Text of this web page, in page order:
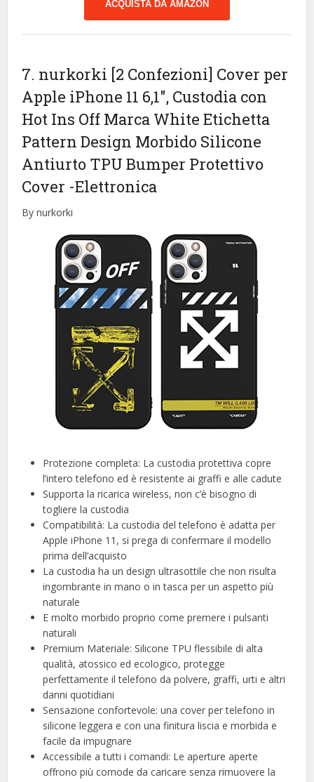
ACQUISTA DA AMAZON
7. nurkorki [2 Confezioni] Cover per
Apple iPhone 11 6,1″, Custodia con
Hot Ins Off Marca White Etichetta
Pattern Design Morbido Silicone
Antiurto TPU Bumper Protettivo
Cover -Elettronica
By nurkorki
Protezione completa: La custodia protettiva copre
l’intero telefono ed è resistente ai graffi e alle cadute
Supporta la ricarica wireless, non c’è bisogno di
togliere la custodia
Compatibilità: La custodia del telefono è adatta per
Apple iPhone 11, si prega di confermare il modello
prima dell’acquisto
La custodia ha un design ultrasottile che non risulta
ingombrante in mano o in tasca per un aspetto più
naturale
E molto morbido proprio come premere i pulsanti
naturali
Premium Materiale: Silicone TPU flessibile di alta
qualità, atossico ed ecologico, protegge
perfettamente il telefono da polvere, graffi, urti e altri
danni quotidiani
Sensazione confortevole: una cover per telefono in
silicone leggera e con una finitura liscia e morbida e
facile da impugnare
Accessibile a tutti i comandi: Le aperture aperte
offrono più comode da caricare senza rimuovere la